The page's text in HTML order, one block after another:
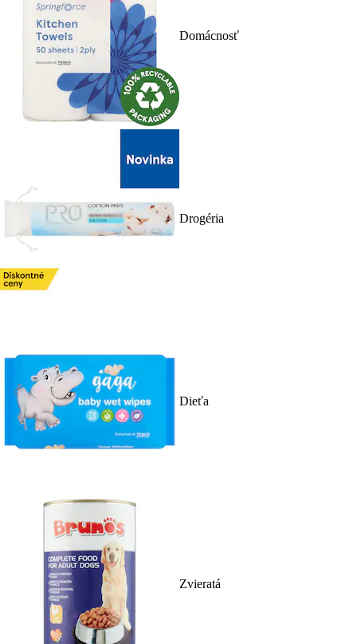
Domácnosť
Drogéria
Dieťa
Zvieratá